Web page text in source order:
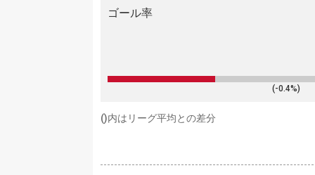
ゴール率
(-0.4%)
()内はリーグ平均との差分